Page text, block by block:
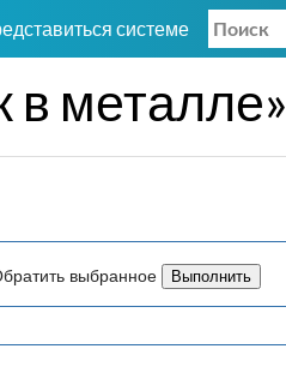
системе
металле»
выбранное